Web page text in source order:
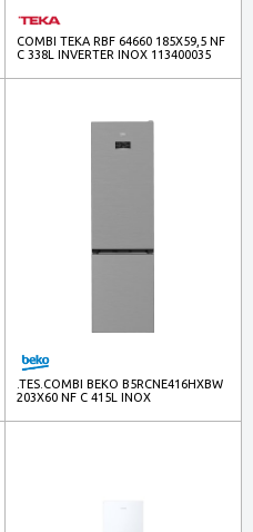
COMBI TEKA RBF 64660 185X59,5 NF
C 338L INVERTER INOX 113400035
.TES.COMBI BEKO B5RCNE416HXBW
203X60 NF C 415L INOX